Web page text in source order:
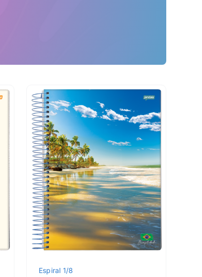
Espiral 1/8